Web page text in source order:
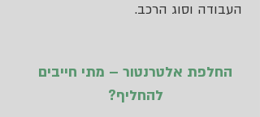
העבודה וסוג הרכב.
החלפת אלטרנטור – מתי חייבים
להחליף?